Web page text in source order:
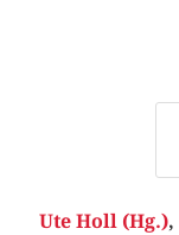
Ute Holl (Hg.),